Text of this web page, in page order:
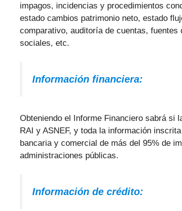
impagos, incidencias y procedimientos
estado cambios patrimonio neto, estado
comparativo, auditoría de cuentas,
sociales, etc.
Información financiera:
Obteniendo el Informe Financiero sabrá si
RAI y ASNEF, y toda la información
bancaria y comercial de más del 95% de
administraciones públicas.
Información de crédito: